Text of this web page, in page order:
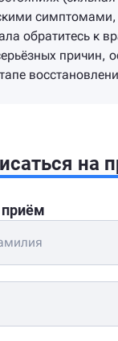
симптомами,
обратитесь к
причин,
на
приём